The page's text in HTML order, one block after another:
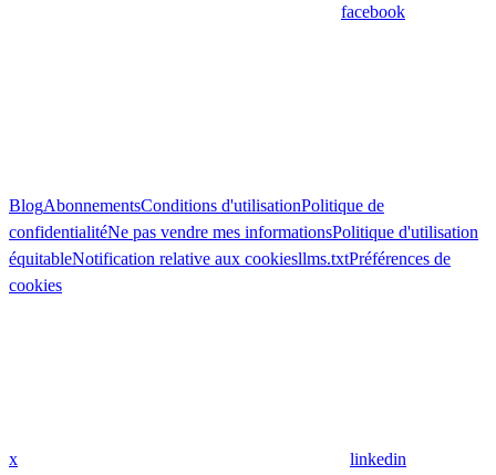
facebook
BlogAbonnementsConditions d'utilisationPolitique de
confidentialitéNe pas vendre mes informationsPolitique d'utilisation
équitableNotification relative aux cookiesllms.txtPréférences de
cookies
x linkedin